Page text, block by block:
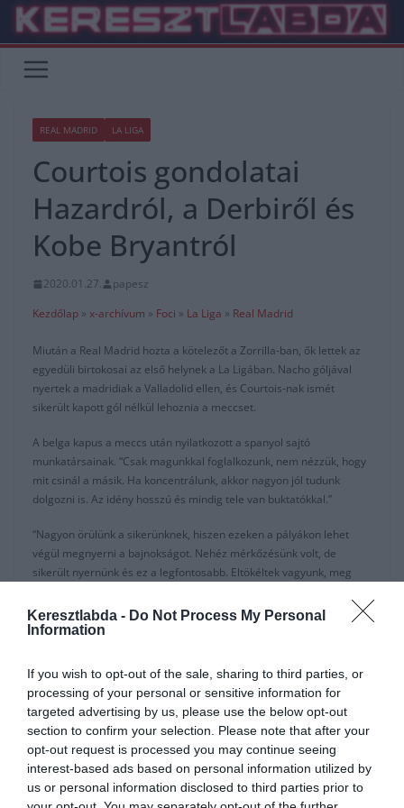
Keresztlabda - Do Not Process My Personal
Information
If you wish to opt-out of the sale, sharing to third parties, or
processing of your personal or sensitive information for
targeted advertising by us, please use the below opt-out
section to confirm your selection. Please note that after your
opt-out request is processed you may continue seeing
interest-based ads based on personal information utilized by
us or personal information disclosed to third parties prior to
Skip
content
REAL MADRID LA LIGA
Courtois gondolatai
Hazardról, a Derbiről és
Kobe Bryantról
2020.01.27.
papesz
Kezdőlap » x-archívum » Foci » La Liga » Real Madrid
Miután a Real Madrid hozta a kötelezőt a Zorrilla-ban, ők lettek az
egyedüli birtokosai az első helynek a La Ligában. Nacho góljával
nyertek a madridiak a Valladolid ellen, és Courtois-nak ismét
sikerült kapott gól nélkül lehoznia a meccset.
A belga kapus a meccs után nyilatkozott a spanyol sajtó
munkatársainak. “Csak magunkkal foglalkozunk, nem nézzük, hogy
mit csinál a másik. Ha koncentrálunk, akkor nagyon jól tudunk
dolgozni is. Az idény hosszú és mindig tele van buktatókkal.”
“Nagyon örülünk a sikerünknek, hiszen ezeken a pályákon lehet
végül megnyerni a bajnokságot. Nehéz mérkőzésünk volt, de
sikerült nyernünk és ez a legfontosabb. Eltökéltek vagyunk, meg
januárban még korai arról beszélnünk, hogy mi lesz májusban.”
csapattársaival. “Hazard gyógyul. A pályán még nem fog sokat
tölteni a következő hetekben, maximum perceket csak. Persze,
hogy nem edzett még a társaival. Realisztikusnak kell maradnunk,
meg kell várnunk, amíg készen áll majd a visszatérésre.”
Az Atletico Madrid elleni összecsapásról is kifejtette a véleményét a
belga hálóőr. “Nehéz meccs lesz. A foci nem áll meg, hiába értél el